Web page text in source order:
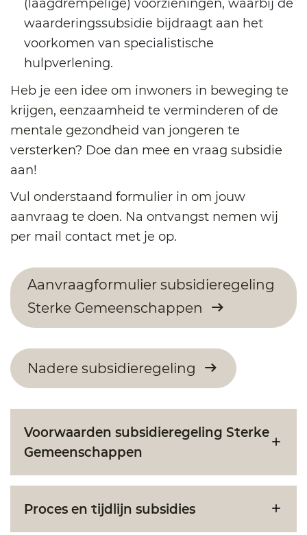
(laagdrempelige) voorzieningen, waarbij de
waarderingssubsidie bijdraagt aan het
voorkomen van specialistische
hulpverlening.
Heb je een idee om inwoners in beweging te
krijgen, eenzaamheid te verminderen of de
mentale gezondheid van jongeren te
versterken? Doe dan mee en vraag subsidie
aan!
Vul onderstaand formulier in om jouw
aanvraag te doen. Na ontvangst nemen wij
per mail contact met je op.
Aanvraagformulier subsidieregeling
Sterke Gemeenschappen
Nadere subsidieregeling
Voorwaarden subsidieregeling Sterke
Gemeenschappen
Proces en tijdlijn subsidies